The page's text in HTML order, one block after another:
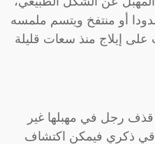
أو منتفخ ويتسم ملمسه
على إيلاج منذ سعات قليلة
رجل في مهبلها غير
ذكري فيمكن اكتشاف